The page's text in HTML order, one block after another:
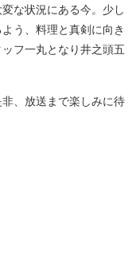
な状況にある今。少し
う、料理と真剣に向き
フ一丸となり井之頭五
、放送まで楽しみに待